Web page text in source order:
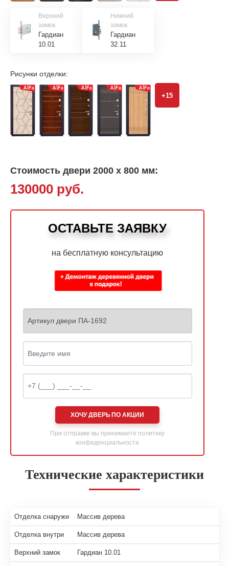
Верхний
замок
Гардиан
10.01
Нижний
замок
Гардиан
32.11
Рисунки отделки:
+15
Стоимость двери 2000 х 800 мм:
130000 руб.
ОСТАВЬТЕ ЗАЯВКУ
на бесплатную консультацию
ХОЧУ ДВЕРЬ ПО АКЦИИ
При отправке вы принимаете политику
конфиденциальности
Технические характеристики
Отделка снаружи Массив дерева
Отделка внутри Массив дерева
Верхний замок Гардиан 10.01